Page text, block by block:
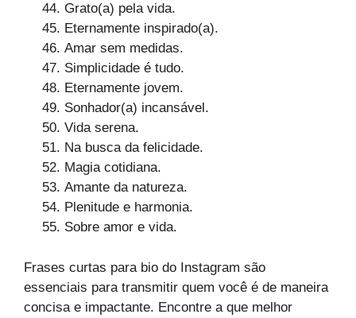
Grato(a) pela vida.
Eternamente inspirado(a).
Amar sem medidas.
Simplicidade é tudo.
Eternamente jovem.
Sonhador(a) incansável.
Vida serena.
Na busca da felicidade.
Magia cotidiana.
Amante da natureza.
Plenitude e harmonia.
Sobre amor e vida.
Frases curtas para bio do Instagram são
essenciais para transmitir quem você é de maneira
concisa e impactante. Encontre a que melhor